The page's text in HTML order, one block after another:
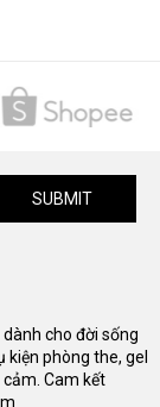
SUBMIT
cho đời sống
phòng the, gel
Cam kết